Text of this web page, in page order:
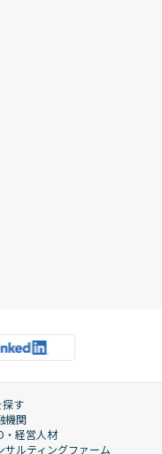
探す
機関
・経営人材
サルティングファーム